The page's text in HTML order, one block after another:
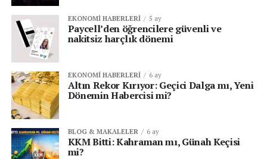
EKONOMI HABERLERI 5 ay
Paycell’den öğrencilere güvenli ve
nakitsiz harçlık dönemi
EKONOMI HABERLERI 6 ay
Altın Rekor Kırıyor: Geçici Dalga mı, Yeni
Dönemin Habercisi mi?
BLOG & MAKALELER 6 ay
KKM Bitti: Kahraman mı, Günah Keçisi
mi?